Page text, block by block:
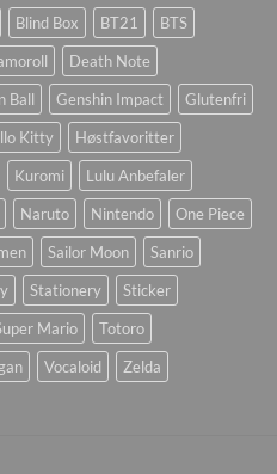
Blind Box BT21
BTS
Death Note
Ball Genshin Impact
Glutenfri
Kitty
Høstfavoritter
Kuromi
Lulu Anbefaler
Naruto Nintendo
One Piece
Sailor Moon
Sanrio
Stationery
Sticker
Mario
Totoro
Vocaloid Zelda